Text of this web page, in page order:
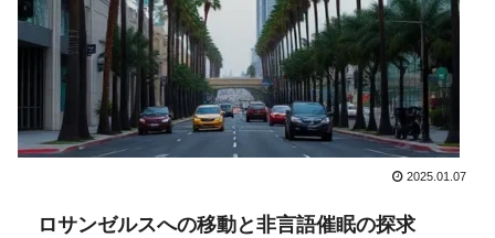
2025.01.07
ロサンゼルスへの移動と非言語催眠の探求